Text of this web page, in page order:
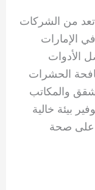
من الشركات
الإمارات
الأدوات
الحشرات
والمكاتب
بيئة خالية
على صحة